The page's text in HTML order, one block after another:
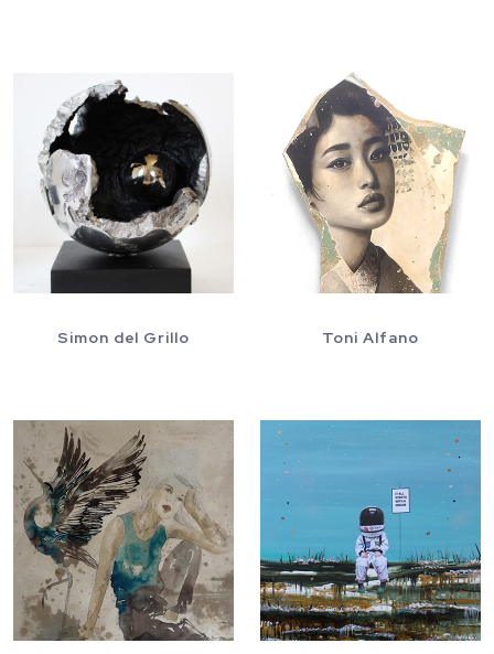
Simon del Grillo Toni Alfano